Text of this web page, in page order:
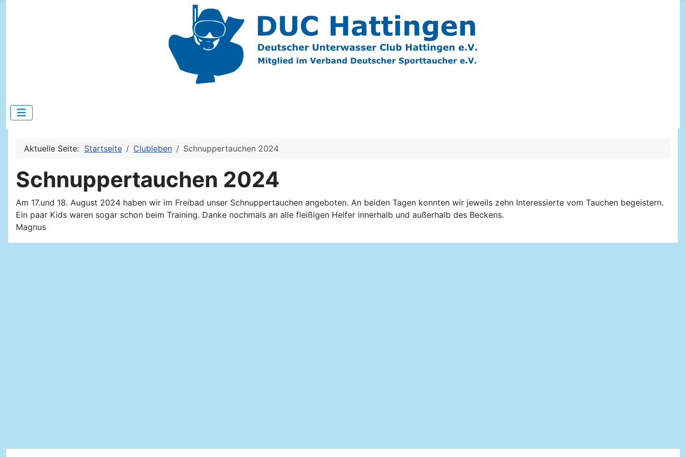
Aktuelle Seite: Startseite Clubleben Schnuppertauchen 2024
Schnuppertauchen 2024
Am 17.und 18. August 2024 haben wir im Freibad unser Schnuppertauchen angeboten. An beiden Tagen konnten wir jeweils zehn Interessierte vom Tauchen begeistern.
Ein paar Kids waren sogar schon beim Training. Danke nochmals an alle fleißigen Helfer innerhalb und außerhalb des Beckens.
Magnus